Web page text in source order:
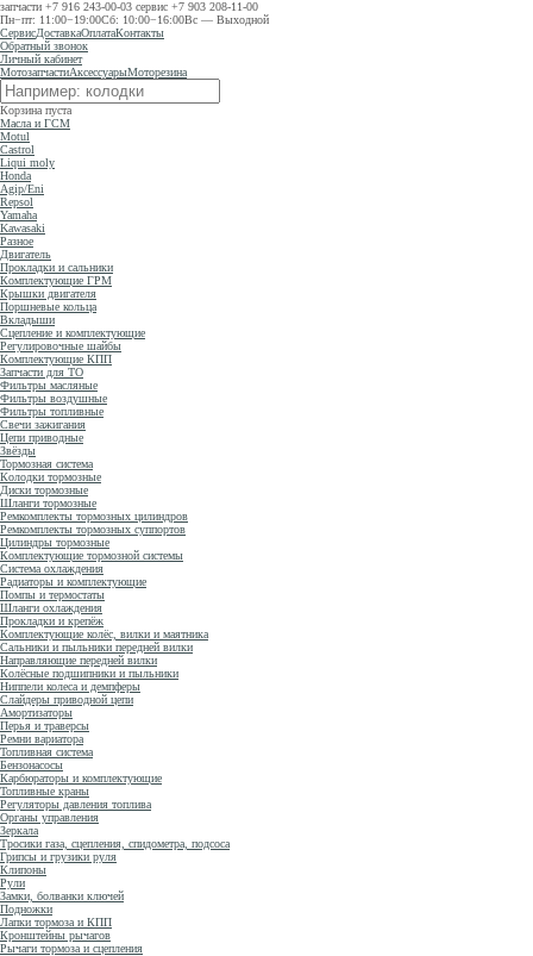
запчасти +7 916 243-00-03 сервис +7 903 208-11-00
Пн−пт: 11:00−19:00Сб: 10:00−16:00Вс — Выходной
СервисДоставкаОплатаКонтакты
Обратный звонок
Личный кабинет
МотозапчастиАксессуарыМоторезина
Корзина пуста
Масла и ГСМ
Motul
Castrol
Liqui moly
Honda
Agip/Eni
Repsol
Yamaha
Kawasaki
Разное
Двигатель
Прокладки и сальники
Комплектующие ГРМ
Крышки двигателя
Поршневые кольца
Вкладыши
Сцепление и комплектующие
Регулировочные шайбы
Комплектующие КПП
Запчасти для ТО
Фильтры масляные
Фильтры воздушные
Фильтры топливные
Свечи зажигания
Цепи приводные
Звёзды
Тормозная система
Колодки тормозные
Диски тормозные
Шланги тормозные
Ремкомплекты тормозных цилиндров
Ремкомплекты тормозных суппортов
Цилиндры тормозные
Комплектующие тормозной системы
Система охлаждения
Радиаторы и комплектующие
Помпы и термостаты
Шланги охлаждения
Прокладки и крепёж
Комплектующие колёс, вилки и маятника
Сальники и пыльники передней вилки
Направляющие передней вилки
Колёсные подшипники и пыльники
Ниппели колеса и демпферы
Слайдеры приводной цепи
Амортизаторы
Перья и траверсы
Ремни вариатора
Топливная система
Бензонасосы
Карбюраторы и комплектующие
Топливные краны
Регуляторы давления топлива
Органы управления
Зеркала
Тросики газа, сцепления, спидометра, подсоса
Грипсы и грузики руля
Клипоны
Рули
Замки, болванки ключей
Подножки
Лапки тормоза и КПП
Кронштейны рычагов
Рычаги тормоза и сцепления